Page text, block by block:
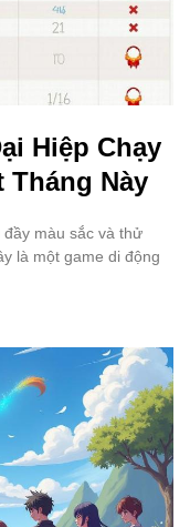
Hiệp Chạy
Tháng Này
màu sắc và thử
là một game di động